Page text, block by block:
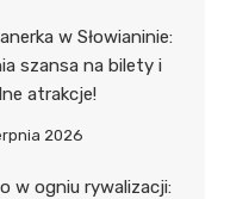
w Słowianinie:
szansa na bilety i
atrakcje!
2026
w ogniu rywalizacji: